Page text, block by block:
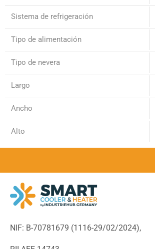
Sistema de refrigeración
Tipo de alimentación
Tipo de nevera
Largo
Ancho
Alto
NIF: B-70781679 (1116-29/02/2024),